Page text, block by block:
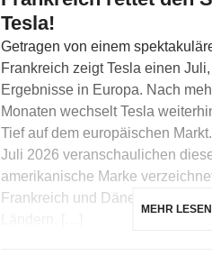
Tesla!
Getragen von einem
Frankreich zeigt Tesla einen
Ergebnisse in Europa. Nach
Monaten wechselt Tesla
Tief auf dem europäischen
Juli 2026 veranschaulichen
amerikanische Marke
Frankreich und Dänemark, hat
MEHR LESEN